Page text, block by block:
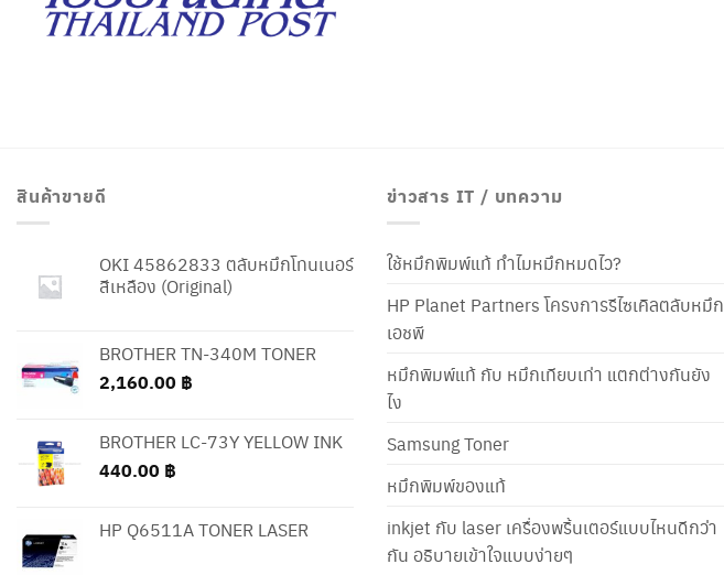
สินค้าขายดี
OKI 45862833 ตลับหมึกโทนเนอร์
สีเหลือง (Original)
BROTHER TN-340M TONER
2,160.00 ฿
BROTHER LC-73Y YELLOW INK
440.00 ฿
HP Q6511A TONER LASER
ข่าวสาร IT / บทความ
ใช้หมึกพิมพ์แท้ ทำไมหมึกหมดไว?
HP Planet Partners โครงการรีไซเคิลตลับหมึก
เอชพี
หมึกพิมพ์แท้ กับ หมึกเทียบเท่า แตกต่างกันยัง
ไง
Samsung Toner
หมึกพิมพ์ของแท้
inkjet กับ laser เครื่องพริ้นเตอร์แบบไหนดีกว่า
กัน อธิบายเข้าใจแบบง่ายๆ